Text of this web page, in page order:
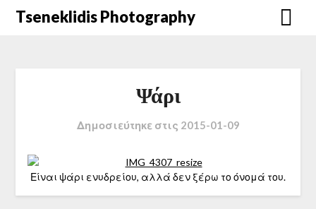
Μετάβαση
Tseneklidis Photography
Ψάρι
Δημοσιεύτηκε στις 2015-01-09
Είναι ψάρι ενυδρείου, αλλά δεν ξέρω το όνομά του.